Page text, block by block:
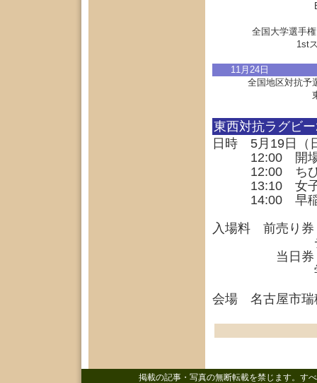
全国大学選手権
1st
11月24日
全国地区対抗予
東西対抗ラグビ
日時 5月19日（
12:00 開
12:00 ちび
13:10 女子7人
14:00 早稲田
入場料 前売り
チケット
当日券
学生以下
会場 名古屋市瑞
掲載の記事・写真の無断転載を禁じます。す